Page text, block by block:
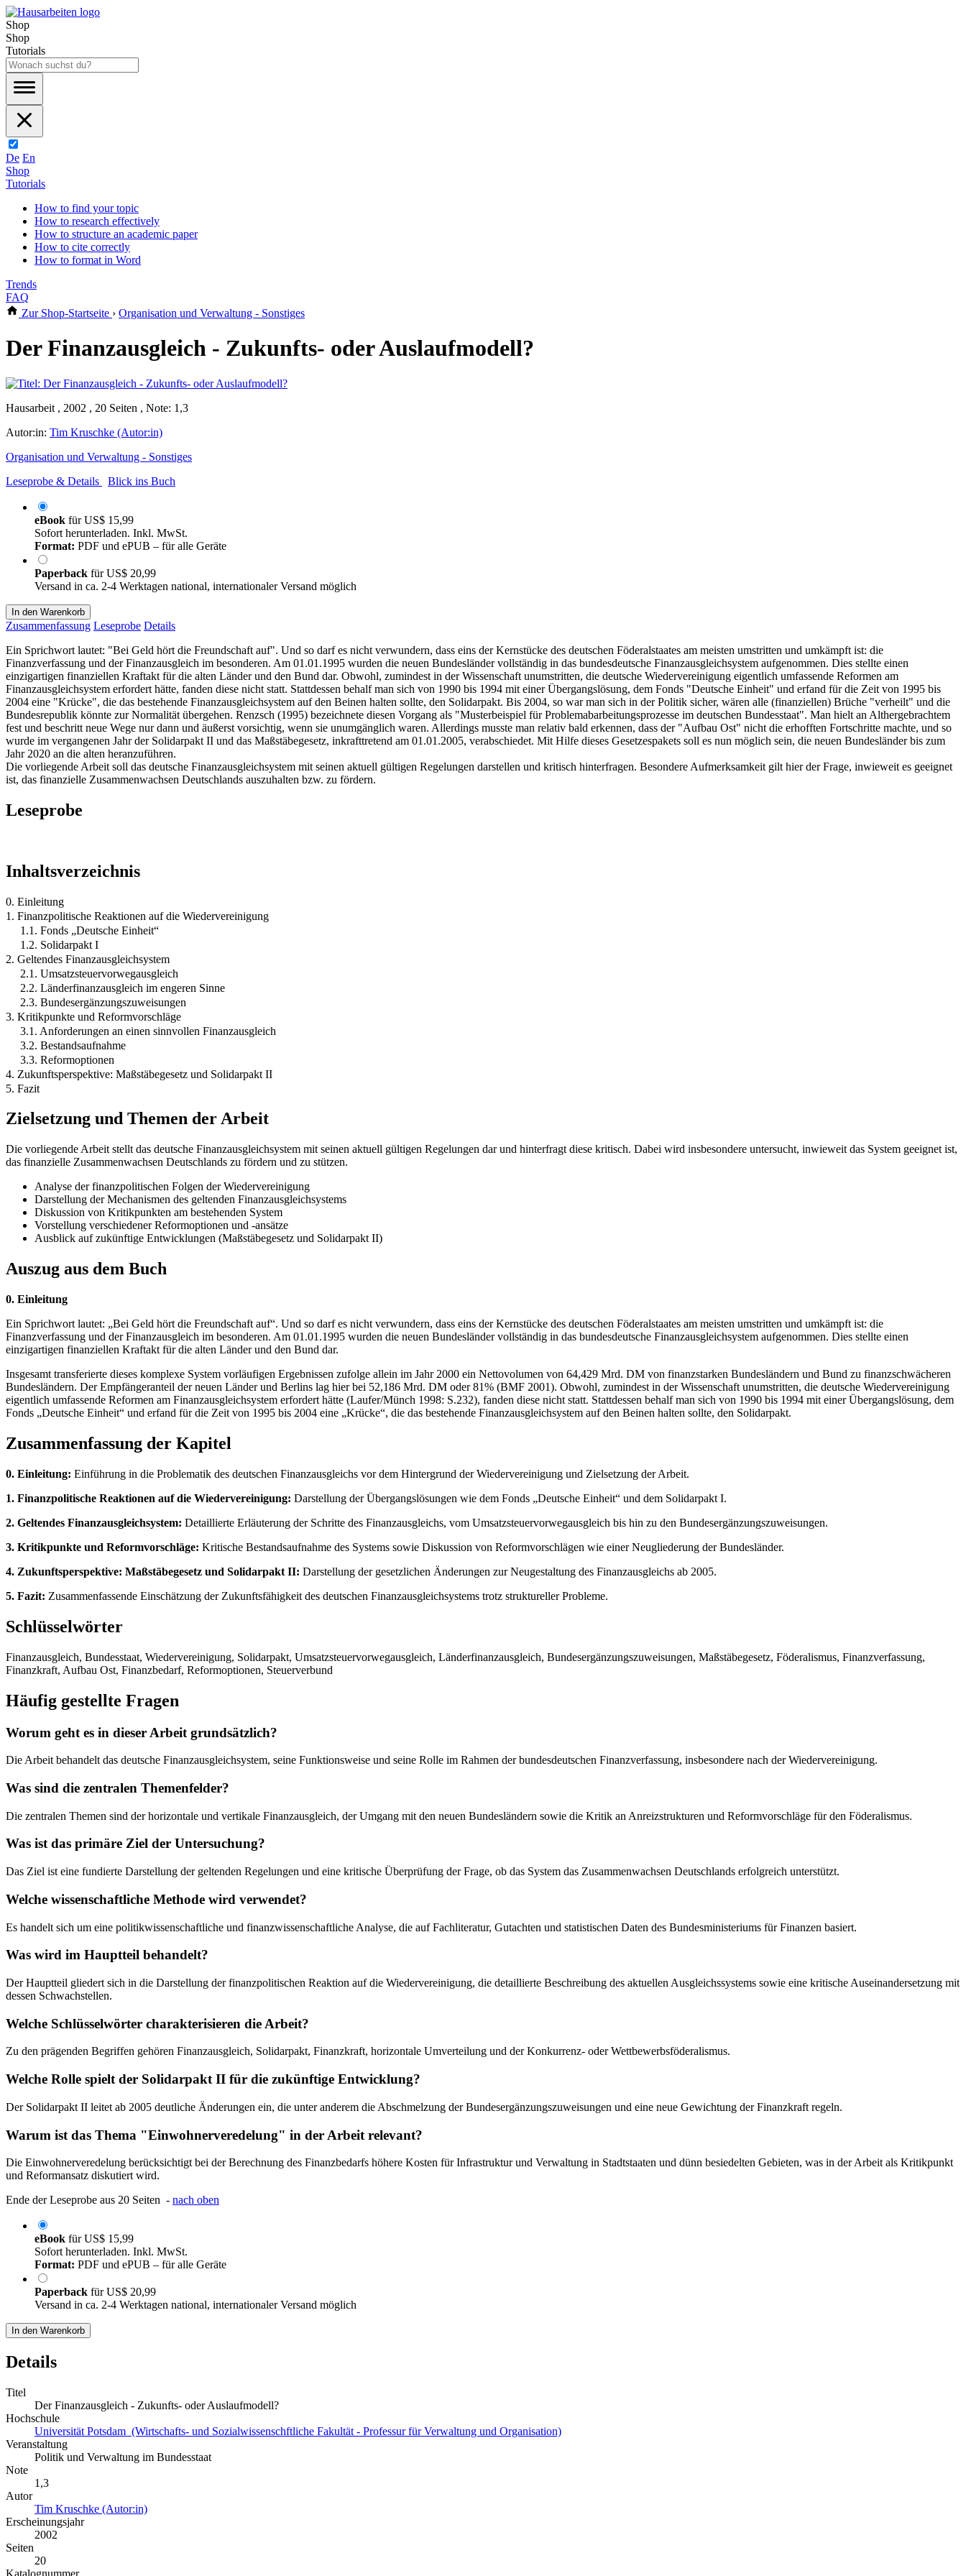
Shop
Shop
Tutorials
De En
Shop
Tutorials
How to find your topic
How to research effectively
How to structure an academic paper
How to cite correctly
How to format in Word
Trends
FAQ
Zur Shop-Startseite › Organisation und Verwaltung - Sonstiges
Der Finanzausgleich - Zukunfts- oder Auslaufmodell?
Hausarbeit , 2002 , 20 Seiten , Note: 1,3
Autor:in: Tim Kruschke (Autor:in)
Organisation und Verwaltung - Sonstiges
Leseprobe & Details
Blick ins Buch
eBook fürUS$ 15,99
Sofort herunterladen. Inkl. MwSt.
Format: PDF und ePUB – für alle Geräte
Paperback fürUS$ 20,99
Versand in ca. 2-4 Werktagen national, internationaler Versand möglich
In den Warenkorb
Zusammenfassung Leseprobe Details
Ein Sprichwort lautet: "Bei Geld hört die Freundschaft auf". Und so darf es nicht verwundern, dass eins der Kernstücke des deutschen Föderalstaates am meisten umstritten und umkämpft ist: die
Finanzverfassung und der Finanzausgleich im besonderen. Am 01.01.1995 wurden die neuen Bundesländer vollständig in das bundesdeutsche Finanzausgleichsystem aufgenommen. Dies stellte einen
einzigartigen finanziellen Kraftakt für die alten Länder und den Bund dar. Obwohl, zumindest in der Wissenschaft unumstritten, die deutsche Wiedervereinigung eigentlich umfassende Reformen am
Finanzausgleichsystem erfordert hätte, fanden diese nicht statt. Stattdessen behalf man sich von 1990 bis 1994 mit einer Übergangslösung, dem Fonds "Deutsche Einheit" und erfand für die Zeit von 1995 bis
2004 eine "Krücke", die das bestehende Finanzausgleichsystem auf den Beinen halten sollte, den Solidarpakt. Bis 2004, so war man sich in der Politik sicher, wären alle (finanziellen) Brüche "verheilt" und die
Bundesrepublik könnte zur Normalität übergehen. Renzsch (1995) bezeichnete diesen Vorgang als "Musterbeispiel für Problemabarbeitungsprozesse im deutschen Bundesstaat". Man hielt an Althergebrachtem
fest und beschritt neue Wege nur dann und äußerst vorsichtig, wenn sie unumgänglich waren. Allerdings musste man relativ bald erkennen, dass der "Aufbau Ost" nicht die erhofften Fortschritte machte, und so
wurde im vergangenen Jahr der Solidarpakt II und das Maßstäbegesetz, inkrafttretend am 01.01.2005, verabschiedet. Mit Hilfe dieses Gesetzespakets soll es nun möglich sein, die neuen Bundesländer bis zum
Jahr 2020 an die alten heranzuführen.
Die vorliegende Arbeit soll das deutsche Finanzausgleichsystem mit seinen aktuell gültigen Regelungen darstellen und kritisch hinterfragen. Besondere Aufmerksamkeit gilt hier der Frage, inwieweit es geeignet
ist, das finanzielle Zusammenwachsen Deutschlands auszuhalten bzw. zu fördern.
Leseprobe
Inhaltsverzeichnis
0. Einleitung
1. Finanzpolitische Reaktionen auf die Wiedervereinigung
1.1. Fonds „Deutsche Einheit“
1.2. Solidarpakt I
2. Geltendes Finanzausgleichsystem
2.1. Umsatzsteuervorwegausgleich
2.2. Länderfinanzausgleich im engeren Sinne
2.3. Bundesergänzungszuweisungen
3. Kritikpunkte und Reformvorschläge
3.1. Anforderungen an einen sinnvollen Finanzausgleich
3.2. Bestandsaufnahme
3.3. Reformoptionen
4. Zukunftsperspektive: Maßstäbegesetz und Solidarpakt II
5. Fazit
Zielsetzung und Themen der Arbeit
Die vorliegende Arbeit stellt das deutsche Finanzausgleichsystem mit seinen aktuell gültigen Regelungen dar und hinterfragt diese kritisch. Dabei wird insbesondere untersucht, inwieweit das System geeignet ist,
das finanzielle Zusammenwachsen Deutschlands zu fördern und zu stützen.
Analyse der finanzpolitischen Folgen der Wiedervereinigung
Darstellung der Mechanismen des geltenden Finanzausgleichsystems
Diskussion von Kritikpunkten am bestehenden System
Vorstellung verschiedener Reformoptionen und -ansätze
Ausblick auf zukünftige Entwicklungen (Maßstäbegesetz und Solidarpakt II)
Auszug aus dem Buch
0. Einleitung
Ein Sprichwort lautet: „Bei Geld hört die Freundschaft auf“. Und so darf es nicht verwundern, dass eins der Kernstücke des deutschen Föderalstaates am meisten umstritten und umkämpft ist: die
Finanzverfassung und der Finanzausgleich im besonderen. Am 01.01.1995 wurden die neuen Bundesländer vollständig in das bundesdeutsche Finanzausgleichsystem aufgenommen. Dies stellte einen
einzigartigen finanziellen Kraftakt für die alten Länder und den Bund dar.
Insgesamt transferierte dieses komplexe System vorläufigen Ergebnissen zufolge allein im Jahr 2000 ein Nettovolumen von 64,429 Mrd. DM von finanzstarken Bundesländern und Bund zu finanzschwächeren
Bundesländern. Der Empfängeranteil der neuen Länder und Berlins lag hier bei 52,186 Mrd. DM oder 81% (BMF 2001). Obwohl, zumindest in der Wissenschaft unumstritten, die deutsche Wiedervereinigung
eigentlich umfassende Reformen am Finanzausgleichsystem erfordert hätte (Laufer/Münch 1998: S.232), fanden diese nicht statt. Stattdessen behalf man sich von 1990 bis 1994 mit einer Übergangslösung, dem
Fonds „Deutsche Einheit“ und erfand für die Zeit von 1995 bis 2004 eine „Krücke“, die das bestehende Finanzausgleichsystem auf den Beinen halten sollte, den Solidarpakt.
Zusammenfassung der Kapitel
0. Einleitung: Einführung in die Problematik des deutschen Finanzausgleichs vor dem Hintergrund der Wiedervereinigung und Zielsetzung der Arbeit.
1. Finanzpolitische Reaktionen auf die Wiedervereinigung: Darstellung der Übergangslösungen wie dem Fonds „Deutsche Einheit“ und dem Solidarpakt I.
2. Geltendes Finanzausgleichsystem: Detaillierte Erläuterung der Schritte des Finanzausgleichs, vom Umsatzsteuervorwegausgleich bis hin zu den Bundesergänzungszuweisungen.
3. Kritikpunkte und Reformvorschläge: Kritische Bestandsaufnahme des Systems sowie Diskussion von Reformvorschlägen wie einer Neugliederung der Bundesländer.
4. Zukunftsperspektive: Maßstäbegesetz und Solidarpakt II: Darstellung der gesetzlichen Änderungen zur Neugestaltung des Finanzausgleichs ab 2005.
5. Fazit: Zusammenfassende Einschätzung der Zukunftsfähigkeit des deutschen Finanzausgleichsystems trotz struktureller Probleme.
Schlüsselwörter
Finanzausgleich, Bundesstaat, Wiedervereinigung, Solidarpakt, Umsatzsteuervorwegausgleich, Länderfinanzausgleich, Bundesergänzungszuweisungen, Maßstäbegesetz, Föderalismus, Finanzverfassung,
Finanzkraft, Aufbau Ost, Finanzbedarf, Reformoptionen, Steuerverbund
Häufig gestellte Fragen
Worum geht es in dieser Arbeit grundsätzlich?
Die Arbeit behandelt das deutsche Finanzausgleichsystem, seine Funktionsweise und seine Rolle im Rahmen der bundesdeutschen Finanzverfassung, insbesondere nach der Wiedervereinigung.
Was sind die zentralen Themenfelder?
Die zentralen Themen sind der horizontale und vertikale Finanzausgleich, der Umgang mit den neuen Bundesländern sowie die Kritik an Anreizstrukturen und Reformvorschläge für den Föderalismus.
Was ist das primäre Ziel der Untersuchung?
Das Ziel ist eine fundierte Darstellung der geltenden Regelungen und eine kritische Überprüfung der Frage, ob das System das Zusammenwachsen Deutschlands erfolgreich unterstützt.
Welche wissenschaftliche Methode wird verwendet?
Es handelt sich um eine politikwissenschaftliche und finanzwissenschaftliche Analyse, die auf Fachliteratur, Gutachten und statistischen Daten des Bundesministeriums für Finanzen basiert.
Was wird im Hauptteil behandelt?
Der Hauptteil gliedert sich in die Darstellung der finanzpolitischen Reaktion auf die Wiedervereinigung, die detaillierte Beschreibung des aktuellen Ausgleichssystems sowie eine kritische Auseinandersetzung mit
dessen Schwachstellen.
Welche Schlüsselwörter charakterisieren die Arbeit?
Zu den prägenden Begriffen gehören Finanzausgleich, Solidarpakt, Finanzkraft, horizontale Umverteilung und der Konkurrenz- oder Wettbewerbsföderalismus.
Welche Rolle spielt der Solidarpakt II für die zukünftige Entwicklung?
Der Solidarpakt II leitet ab 2005 deutliche Änderungen ein, die unter anderem die Abschmelzung der Bundesergänzungszuweisungen und eine neue Gewichtung der Finanzkraft regeln.
Warum ist das Thema "Einwohnerveredelung" in der Arbeit relevant?
Die Einwohnerveredelung berücksichtigt bei der Berechnung des Finanzbedarfs höhere Kosten für Infrastruktur und Verwaltung in Stadtstaaten und dünn besiedelten Gebieten, was in der Arbeit als Kritikpunkt
und Reformansatz diskutiert wird.
Ende der Leseprobe aus 20 Seiten - nach oben
eBook fürUS$ 15,99
Sofort herunterladen. Inkl. MwSt.
Format: PDF und ePUB – für alle Geräte
Paperback fürUS$ 20,99
Versand in ca. 2-4 Werktagen national, internationaler Versand möglich
In den Warenkorb
Details
Titel
Der Finanzausgleich - Zukunfts- oder Auslaufmodell?
Hochschule
Universität Potsdam (Wirtschafts- und Sozialwissenschftliche Fakultät - Professur für Verwaltung und Organisation)
Veranstaltung
Politik und Verwaltung im Bundesstaat
Note
1,3
Autor
Tim Kruschke (Autor:in)
Erscheinungsjahr
2002
Seiten
20